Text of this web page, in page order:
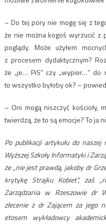
– Do tej pory nie mogę się z
że nie można kogoś wyrzucić z
poglądy. Może użyłem
z procesem dydaktycznym?
że „je… PiS” czy „wypier…” do
to wszystko byłoby ok? –
– Oni mogą niszczyć kościoły,
twierdzą, że to są emocje? To ja
Po publikacji artykułu do naszej
Wyższej Szkoły Informatyki i
że „nie jest prawdą, jakoby dr
krytykę Strajku Kobiet”, zaś
Zarządzania w Rzeszowie dr
zlecenie z dr Zającem za jego
etosem wykładowcy